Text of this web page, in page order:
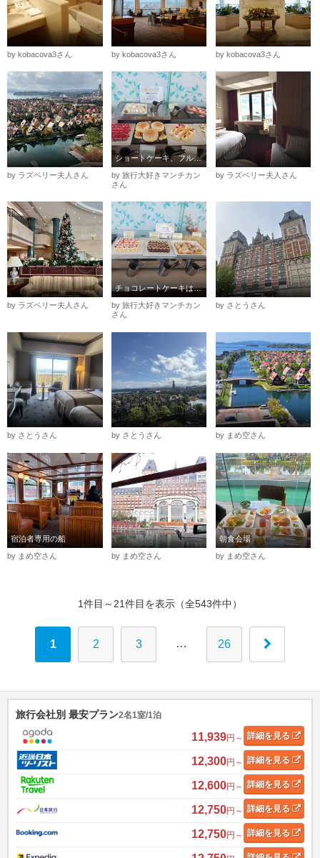
by kobacova3さん by kobacova3さん by kobacova3さん
by ラズベリー夫人さん
ショートケーキ、フルーツのムース等美味しいメニューがたくさん
by 旅行大好きマンチカン
さん
by ラズベリー夫人さん
by ラズベリー夫人さん
チョコレートケーキは子どもも大変喜んでました
by 旅行大好きマンチカン
さん
by さとうさん
by さとうさん by さとうさん by まめ空さん
宿泊者専用の船
by まめ空さん
by まめ空さん
朝食会場
by まめ空さん
1件目～21件目を表示（全543件中）
1 2 3 … 26
旅行会社別 最安プラン2名1室/1泊
11,939円～ 詳細を見る
12,300円～ 詳細を見る
12,600円～ 詳細を見る
12,750円～ 詳細を見る
12,750円～ 詳細を見る